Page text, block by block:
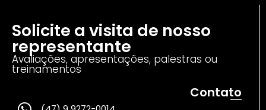
Solicite a visita de nosso
representante
Avaliações, apresentações, palestras ou
treinamentos
Contato